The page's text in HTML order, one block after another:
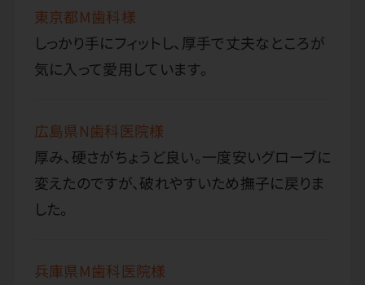
東京都M歯科様
しっかり手にフィットし、厚手で丈夫なところが
気に入って愛用しています。
広島県N歯科医院様
厚み、硬さがちょうど良い。一度安いグローブに
変えたのですが、破れやすいため撫子に戻りま
した。
兵庫県M歯科医院様